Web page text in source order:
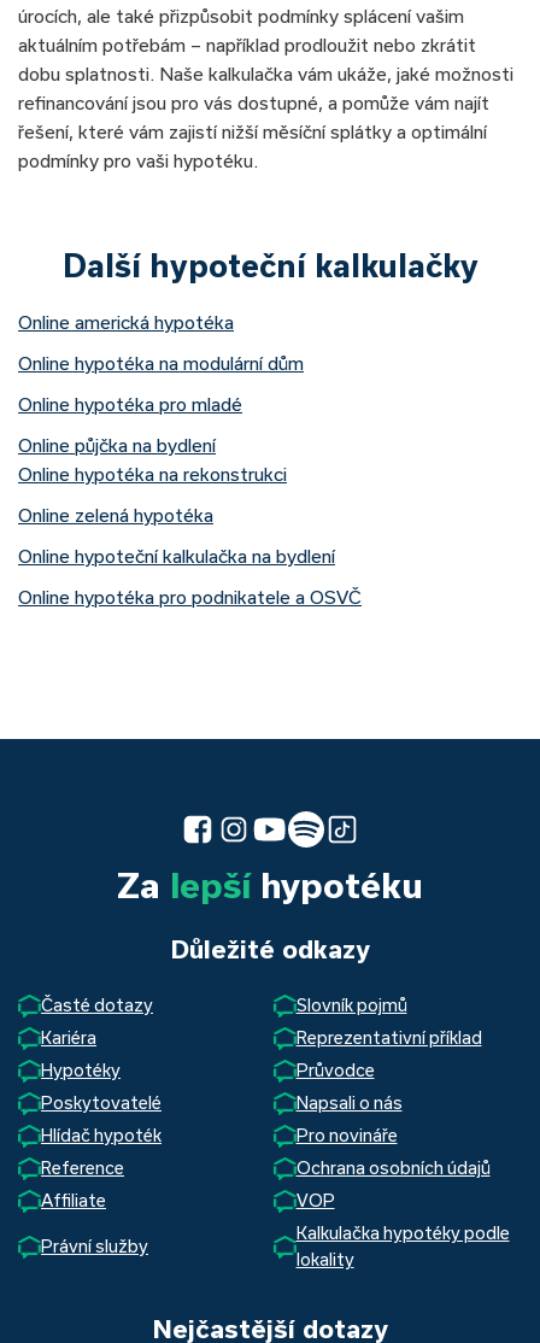
úrocích, ale také přizpůsobit podmínky splácení vašim
aktuálním potřebám – například prodloužit nebo zkrátit
dobu splatnosti. Naše kalkulačka vám ukáže, jaké možnosti
refinancování jsou pro vás dostupné, a pomůže vám najít
řešení, které vám zajistí nižší měsíční splátky a optimální
podmínky pro vaši hypotéku.
Další hypoteční kalkulačky
Online americká hypotéka
Online hypotéka na modulární dům
Online hypotéka pro mladé
Online půjčka na bydlení
Online hypotéka na rekonstrukci
Online zelená hypotéka
Online hypoteční kalkulačka na bydlení
Online hypotéka pro podnikatele a OSVČ
Za lepšíhypotéku
Důležité odkazy
Časté dotazy
Slovník pojmů
Kariéra
Reprezentativní příklad
Hypotéky
Průvodce
Poskytovatelé
Napsali o nás
Hlídač hypoték
Pro novináře
Reference
Ochrana osobních údajů
Affiliate
VOP
Právní služby
Kalkulačka hypotéky podle
lokality
Nejčastější dotazy